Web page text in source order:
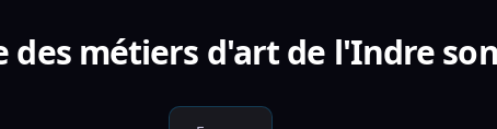
des métiers d'art de l'Indre